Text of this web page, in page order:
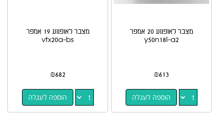
מצבר לאופנוע 20 אמפר
y50n18l-a2
₪613
הוספה לעגלה
מצבר לאופנוע 19 אמפר
vtx20a-bs
₪682
הוספה לעגלה